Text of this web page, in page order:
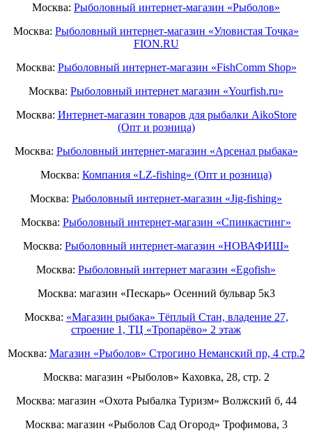
Москва: Рыболовный интернет-магазин «Рыболов»
Москва: Рыболовный интернет-магазин «Уловистая Точка»
FION.RU
Москва: Рыболовный интернет-магазин «FishComm Shop»
Москва: Рыболовный интернет магазин «Yourfish.ru»
Москва: Интернет-магазин товаров для рыбалки AikoStore
(Опт и розница)
Москва: Рыболовный интернет-магазин «Арсенал рыбака»
Москва: Компания «LZ-fishing» (Опт и розница)
Москва: Рыболовный интернет-магазин «Jig-fishing»
Москва: Рыболовный интернет-магазин «Спинкастинг»
Москва: Рыболовный интернет-магазин «НОВАФИШ»
Москва: Рыболовный интернет магазин «Egofish»
Москва: магазин «Пескарь» Осенний бульвар 5к3
Москва: «Магазин рыбака» Тёплый Стан, владение 27,
строение 1, ТЦ «Тропарёво» 2 этаж
Москва: Магазин «Рыболов» Строгино Неманский пр, 4 стр.2
Москва: магазин «Рыболов» Каховка, 28, стр. 2
Москва: магазин «Охота Рыбалка Туризм» Волжский б, 44
Москва: магазин «Рыболов Сад Огород» Трофимова, 3